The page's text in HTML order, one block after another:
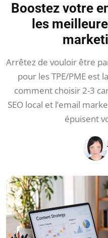
Boostez votre
les
Arrêtez de vouloir être
pour les TPE/PME est
comment choisir 2-3
SEO local et l’email
épuisent